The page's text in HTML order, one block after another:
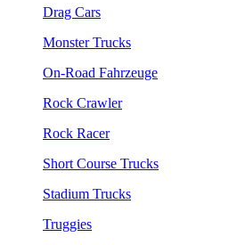
Drag Cars
Monster Trucks
On-Road Fahrzeuge
Rock Crawler
Rock Racer
Short Course Trucks
Stadium Trucks
Truggies